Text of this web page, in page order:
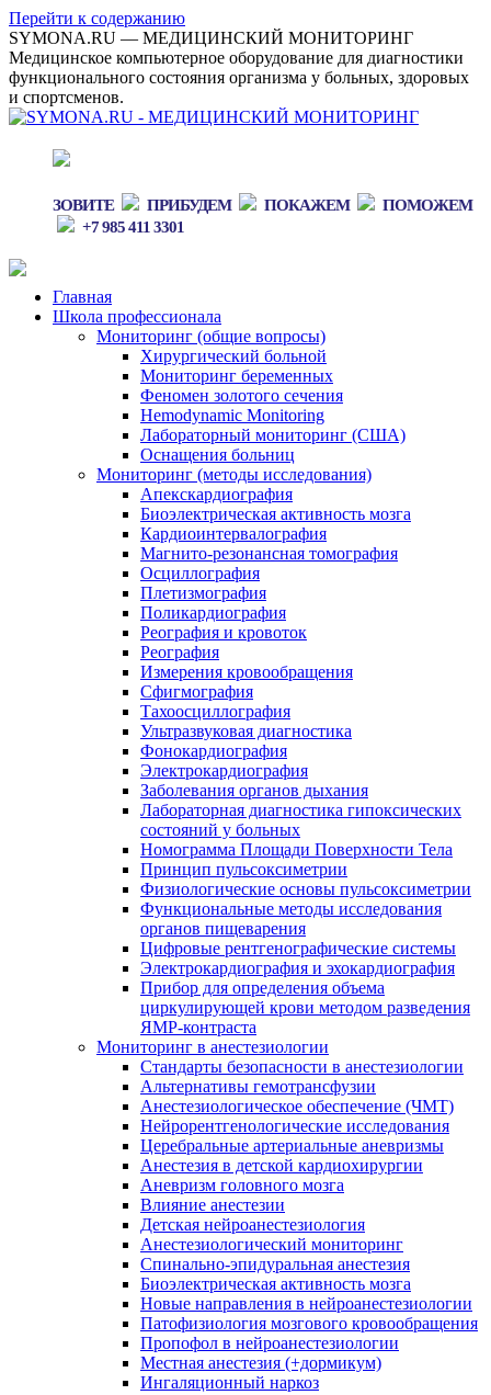
Перейти к содержанию
SYMONA.RU — МЕДИЦИНСКИЙ МОНИТОРИНГ
Медицинское компьютерное оборудование для диагностики
функционального состояния организма у больных, здоровых
и спортсменов.
ЗОВИТЕ ПРИБУДЕМ ПОКАЖЕМ
ПОМОЖЕМ
+7 985 411 3301
Главная
Школа профессионала
Мониторинг (общие вопросы)
Хирургический больной
Мониторинг беременных
Феномен золотого сечения
Hemodynamic Monitoring
Лабораторный мониторинг (США)
Оснащения больниц
Мониторинг (методы исследования)
Апекскардиография
Биоэлектрическая активность мозга
Кардиоинтервалография
Магнито-резонансная томография
Осциллография
Плетизмография
Поликардиография
Реография и кровоток
Реография
Измерения кровообращения
Сфигмография
Тахоосциллография
Ультразвуковая диагностика
Фонокардиография
Электрокардиография
Заболевания органов дыхания
Лабораторная диагностика гипоксических
состояний у больных
Номограмма Площади Поверхности Тела
Принцип пульсоксиметрии
Физиологические основы пульсоксиметрии
Функциональные методы исследования
органов пищеварения
Цифровые рентгенографические системы
Электрокардиография и эхокардиография
Прибор для определения объема
циркулирующей крови методом разведения
ЯМР-контраста
Мониторинг в анестезиологии
Стандарты безопасности в анестезиологии
Альтернативы гемотрансфузии
Анестезиологическое обеспечение (ЧМТ)
Нейрорентгенологические исследования
Церебральные артериальные аневризмы
Анестезия в детской кардиохирургии
Аневризм головного мозга
Влияние анестезии
Детская нейроанестезиология
Анестезиологический мониторинг
Спинально-эпидуральная анестезия
Биоэлектрическая активность мозга
Новые направления в нейроанестезиологии
Патофизиология мозгового кровообращения
Пропофол в нейроанестезиологии
Местная анестезия (+дормикум)
Ингаляционный наркоз